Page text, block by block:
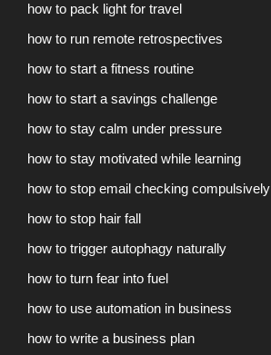
how to pack light for travel
how to run remote retrospectives
how to start a fitness routine
how to start a savings challenge
how to stay calm under pressure
how to stay motivated while learning
how to stop email checking compulsively
how to stop hair fall
how to trigger autophagy naturally
how to turn fear into fuel
how to use automation in business
how to write a business plan